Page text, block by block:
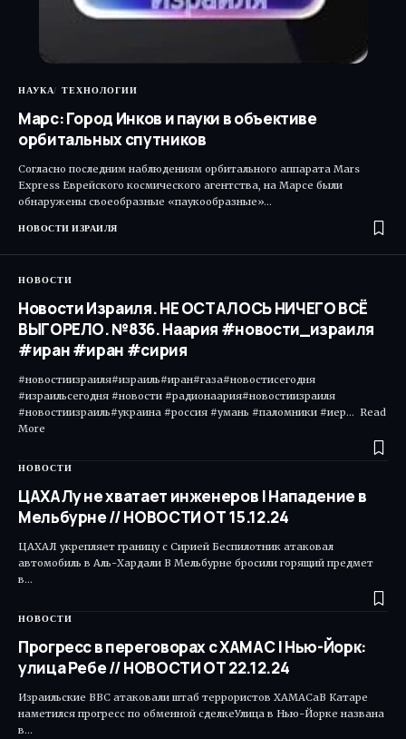
НАУКА ТЕХНОЛОГИИ
Марс: Город Инков и пауки в объективе
орбитальных спутников
Согласно последним наблюдениям орбитального аппарата Mars
Express Еврейского космического агентства, на Марсе были
обнаружены своеобразные «паукообразные»…
НОВОСТИ ИЗРАИЛЯ
НОВОСТИ
Новости Израиля. НЕ ОСТАЛОСЬ НИЧЕГО ВСЁ
ВЫГОРЕЛО. №836. Наария #новости_израиля
#иран #иран #сирия
#новостиизраиля#израиль#иран#газа#новостисегодня
#израильсегодня #новости #радионаария#новостиизраиля
#новостиизраиль#украина #россия #умань #паломники #иер... Read
More ​
НОВОСТИ
ЦАХАЛу не хватает инженеров | Нападение в
Мельбурне // НОВОСТИ ОТ 15.12.24
ЦАХАЛ укрепляет границу с Сирией Беспилотник атаковал
автомобиль в Аль-Хардали В Мельбурне бросили горящий предмет
в…
НОВОСТИ
Прогресс в переговорах c ХАМАС | Нью-Йорк:
улица Ребе // НОВОСТИ ОТ 22.12.24
Израильские ВВС атаковали штаб террористов ХАМАСаВ Катаре
наметился прогресс по обменной сделкеУлица в Нью-Йорке названа
в…